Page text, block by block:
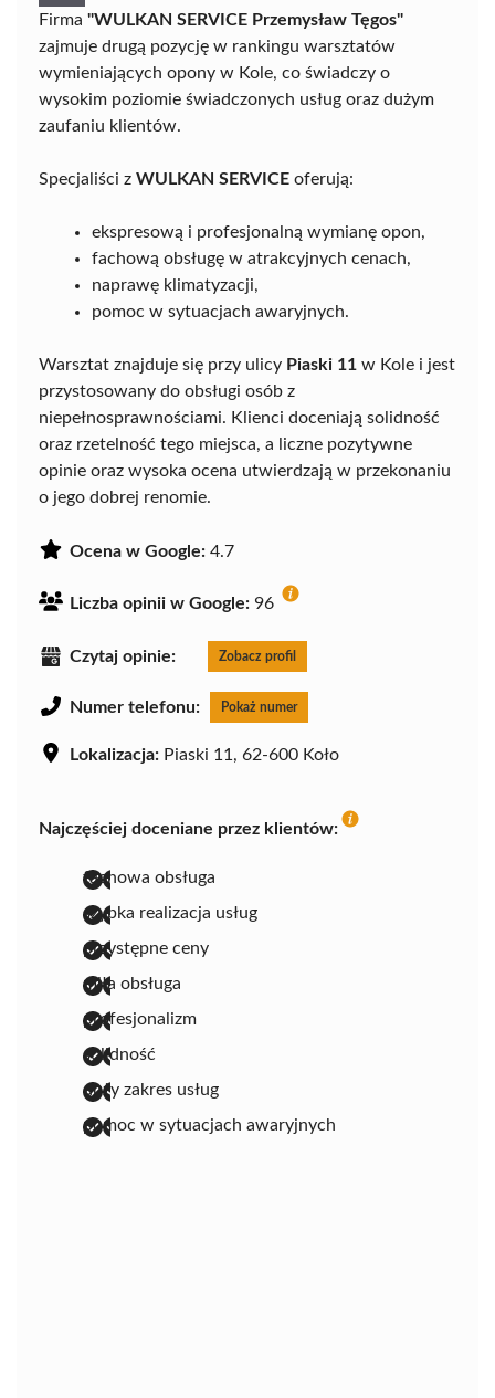
Firma "WULKAN SERVICE Przemysław Tęgos"
zajmuje drugą pozycję w rankingu warsztatów
wymieniających opony w Kole, co świadczy o
wysokim poziomie świadczonych usług oraz dużym
zaufaniu klientów.
Specjaliści z WULKAN SERVICE oferują:
ekspresową i profesjonalną wymianę opon,
fachową obsługę w atrakcyjnych cenach,
naprawę klimatyzacji,
pomoc w sytuacjach awaryjnych.
Warsztat znajduje się przy ulicy Piaski 11 w Kole i jest
przystosowany do obsługi osób z
niepełnosprawnościami. Klienci doceniają solidność
oraz rzetelność tego miejsca, a liczne pozytywne
opinie oraz wysoka ocena utwierdzają w przekonaniu
o jego dobrej renomie.
Ocena w Google: 4.7
Liczba opinii w Google: 96
Czytaj opinie: Zobacz profil
Numer telefonu: Pokaż numer
Lokalizacja: Piaski 11, 62-600 Koło
Najczęściej doceniane przez klientów:
fachowa obsługa
szybka realizacja usług
przystępne ceny
miła obsługa
profesjonalizm
solidność
duży zakres usług
pomoc w sytuacjach awaryjnych